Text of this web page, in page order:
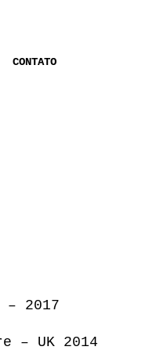
– 2017
– UK 2014
CONTATO